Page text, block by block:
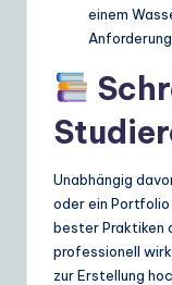
einem
Unabhängig
oder ein
bester Praktiken
professionell
zur Erstellung